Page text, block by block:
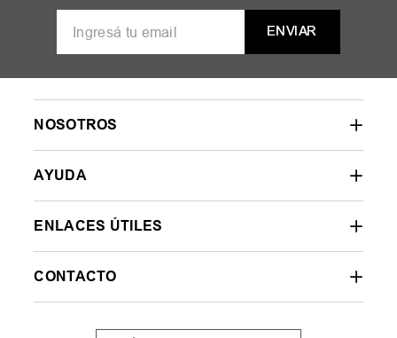
ENVIAR
NOSOTROS
AYUDA
ENLACES ÚTILES
CONTACTO